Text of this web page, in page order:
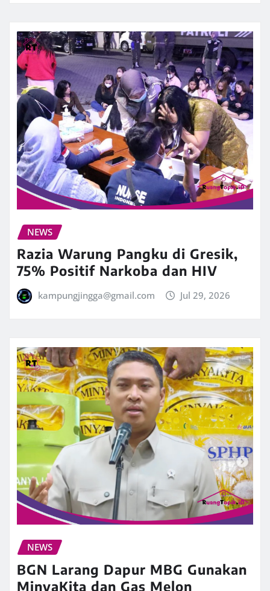
NEWS
Razia Warung Pangku di Gresik,
75% Positif Narkoba dan HIV
kampungjingga@gmail.com Jul 29, 2026
NEWS
BGN Larang Dapur MBG Gunakan
MinyaKita dan Gas Melon